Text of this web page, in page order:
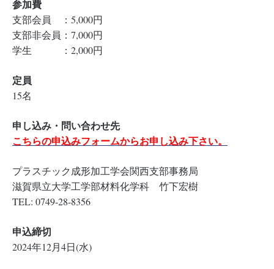
参加費
支部会員 ：5,000円
支部非会員：7,000円
学生 ：2,000円
定員
15名
申し込み・問い合わせ先
こちらの申込みフォームからお申し込み下さい。
プラスチック成形加工学会関西支部事務局
滋賀県立大学工学部材料化学科 竹下宏樹
TEL: 0749-28-8356
申込締切
2024年12月4日(水)